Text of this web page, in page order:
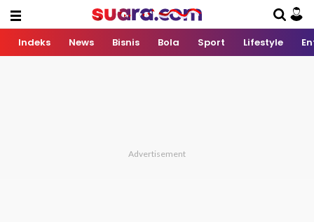
Indeks News Bisnis Bola Sport Lifestyle